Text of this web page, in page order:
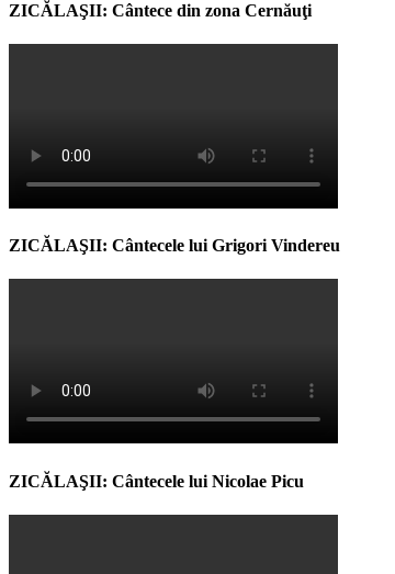
ZICĂLAŞII: Cântece din zona Cernăuţi
ZICĂLAŞII: Cântecele lui Grigori Vindereu
ZICĂLAŞII: Cântecele lui Nicolae Picu